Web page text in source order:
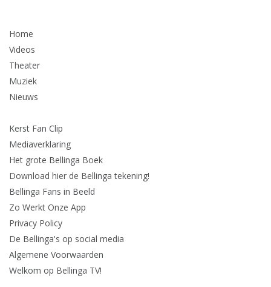
Home
Videos
Theater
Muziek
Nieuws
Kerst Fan Clip
Mediaverklaring
Het grote Bellinga Boek
Download hier de Bellinga tekening!
Bellinga Fans in Beeld
Zo Werkt Onze App
Privacy Policy
De Bellinga's op social media
Algemene Voorwaarden
Welkom op Bellinga TV!